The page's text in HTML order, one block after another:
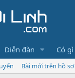
Diễn đàn Có
Bài mới trên hồ sơ